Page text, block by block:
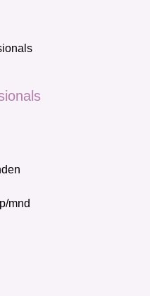
mnd